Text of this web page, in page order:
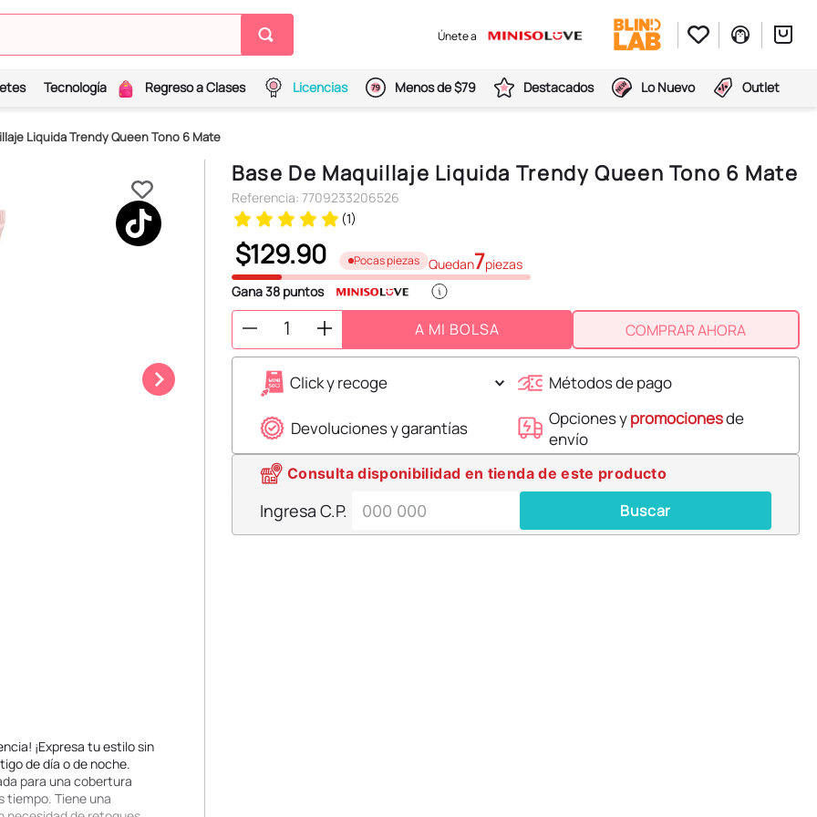
Únete a
Tecnología Regreso a Clases Licencias Menos de $79 Destacados Lo Nuevo Outlet
Liquida Trendy Queen Tono 6 Mate
¡Expresa tu estilo sin
de día o de noche.
para una cobertura
Tiene una
Base De Maquillaje Liquida Trendy Queen Tono 6 Mate
Referencia: 7709233206526
(1)
$129.90 Pocas piezas Quedan7piezas
Gana38 puntos
A MI BOLSA COMPRAR AHORA
Click y recoge Métodos de pago
Devoluciones y garantías Opciones ypromocionesde
envío
Consulta disponibilidad en tienda de este producto
Ingresa C.P. Buscar